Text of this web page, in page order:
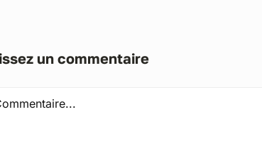
un commentaire